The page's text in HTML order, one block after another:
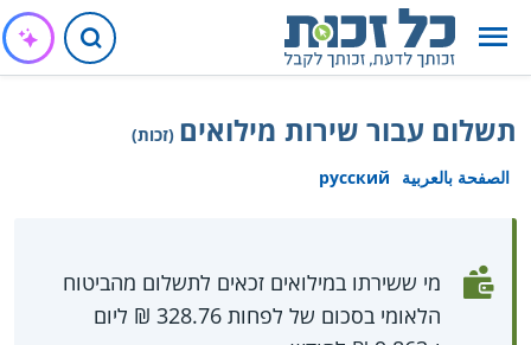
תשלום עבור שירות מילואים (זכות)
الصفحة بالعربية
русский
מי ששירתו במילואים זכאים לתשלום מהביטוח
הלאומי בסכום של לפחות 328.76 ₪ ליום